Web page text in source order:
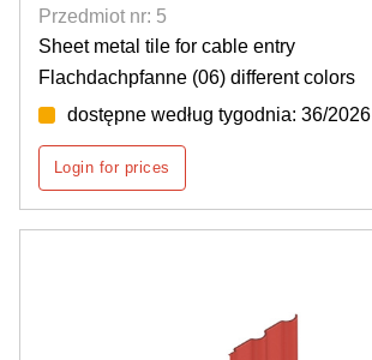
Przedmiot nr: 5
Sheet metal tile for cable entry
Flachdachpfanne (06) different colors
dostępne według tygodnia: 36/2026
Login for prices